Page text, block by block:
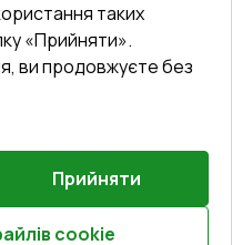
захищені.
Vitrager.com.
?
таких
«Прийняти».
ви продовжуєте без
Прийняти
cookie